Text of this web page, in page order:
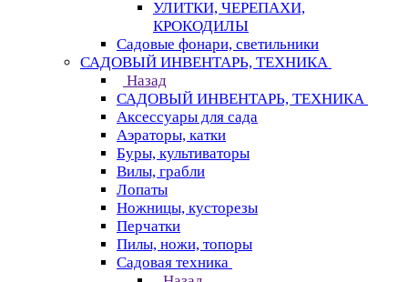
УЛИТКИ, ЧЕРЕПАХИ,
КРОКОДИЛЫ
Садовые фонари, светильники
САДОВЫЙ ИНВЕНТАРЬ, ТЕХНИКА
Назад
САДОВЫЙ ИНВЕНТАРЬ, ТЕХНИКА
Аксессуары для сада
Аэраторы, катки
Буры, культиваторы
Вилы, грабли
Лопаты
Ножницы, кусторезы
Перчатки
Пилы, ножи, топоры
Садовая техника